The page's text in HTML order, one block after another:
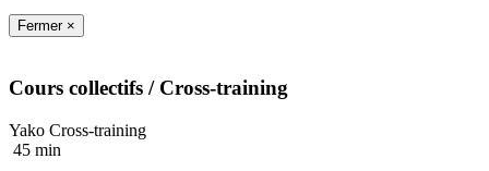
Fermer ×
Cours collectifs / Cross-training
Yako Cross-training
45 min